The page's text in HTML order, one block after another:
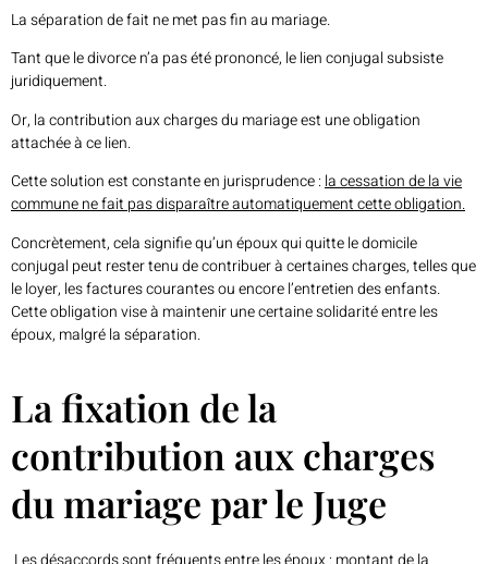
La séparation de fait ne met pas fin au mariage.
Tant que le divorce n’a pas été prononcé, le lien conjugal subsiste
juridiquement.
Or, la contribution aux charges du mariage est une obligation
attachée à ce lien.
Cette solution est constante en jurisprudence : la cessation de la vie
commune ne fait pas disparaître automatiquement cette obligation.
Concrètement, cela signifie qu’un époux qui quitte le domicile
conjugal peut rester tenu de contribuer à certaines charges, telles que
le loyer, les factures courantes ou encore l’entretien des enfants.
Cette obligation vise à maintenir une certaine solidarité entre les
époux, malgré la séparation.
La fixation de la
contribution aux charges
du mariage par le Juge